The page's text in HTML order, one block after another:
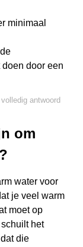
minimaal
door een
antwoord
om
water voor
je veel warm
moet op
het
die